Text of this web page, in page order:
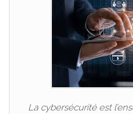
La cybersécurité est